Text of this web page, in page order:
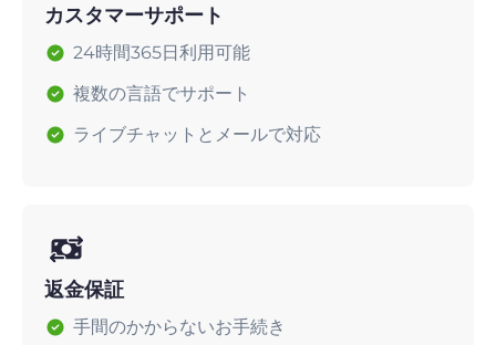
カスタマーサポート
24時間365日利用可能
複数の言語でサポート
ライブチャットとメールで対応
返金保証
手間のかからないお手続き